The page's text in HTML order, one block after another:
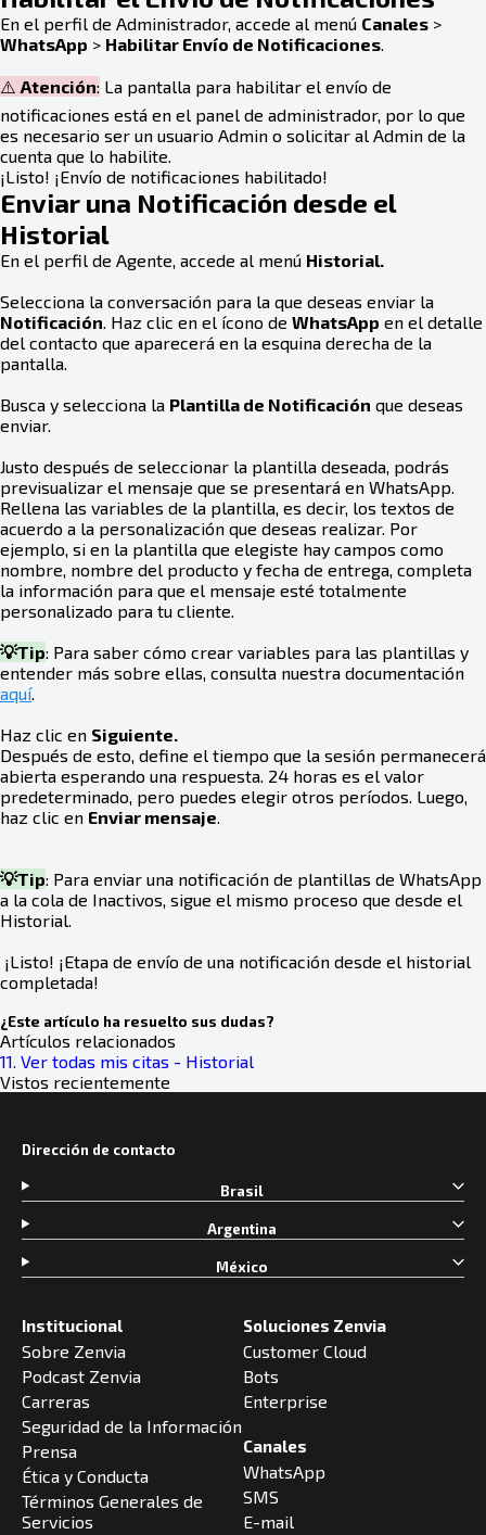
En el perfil de Administrador, accede al menú Canales >
WhatsApp > Habilitar Envío de Notificaciones.
⚠️ Atención: La pantalla para habilitar el envío de
notificaciones está en el panel de administrador, por lo que
es necesario ser un usuario Admin o solicitar al Admin de la
cuenta que lo habilite.
¡Listo! ¡Envío de notificaciones habilitado!
Enviar una Notificación desde el
Historial
En el perfil de Agente, accede al menú Historial.
Selecciona la conversación para la que deseas enviar la
Notificación. Haz clic en el ícono de WhatsApp en el detalle
del contacto que aparecerá en la esquina derecha de la
pantalla.
Busca y selecciona la Plantilla de Notificación que deseas
enviar.
Justo después de seleccionar la plantilla deseada, podrás
previsualizar el mensaje que se presentará en WhatsApp.
Rellena las variables de la plantilla, es decir, los textos de
acuerdo a la personalización que deseas realizar. Por
ejemplo, si en la plantilla que elegiste hay campos como
nombre, nombre del producto y fecha de entrega, completa
la información para que el mensaje esté totalmente
personalizado para tu cliente.
💡Tip: Para saber cómo crear variables para las plantillas y
entender más sobre ellas, consulta nuestra documentación
aquí.
Haz clic en Siguiente.
Después de esto, define el tiempo que la sesión permanecerá
abierta esperando una respuesta. 24 horas es el valor
predeterminado, pero puedes elegir otros períodos. Luego,
haz clic en Enviar mensaje.
💡Tip: Para enviar una notificación de plantillas de WhatsApp
a la cola de Inactivos, sigue el mismo proceso que desde el
Historial.
¡Listo! ¡Etapa de envío de una notificación desde el historial
completada!
¿Este artículo ha resuelto sus dudas?
Artículos relacionados
11. Ver todas mis citas - Historial
Vistos recientemente
Institucional
Sobre Zenvia
Podcast Zenvia
Carreras
Seguridad de la Información
Prensa
Ética y Conducta
Términos Generales de
Servicios
Soluciones Zenvia
Customer Cloud
Bots
Enterprise
Canales
WhatsApp
SMS
E-mail
Dirección de contacto
Brasil
Argentina
México